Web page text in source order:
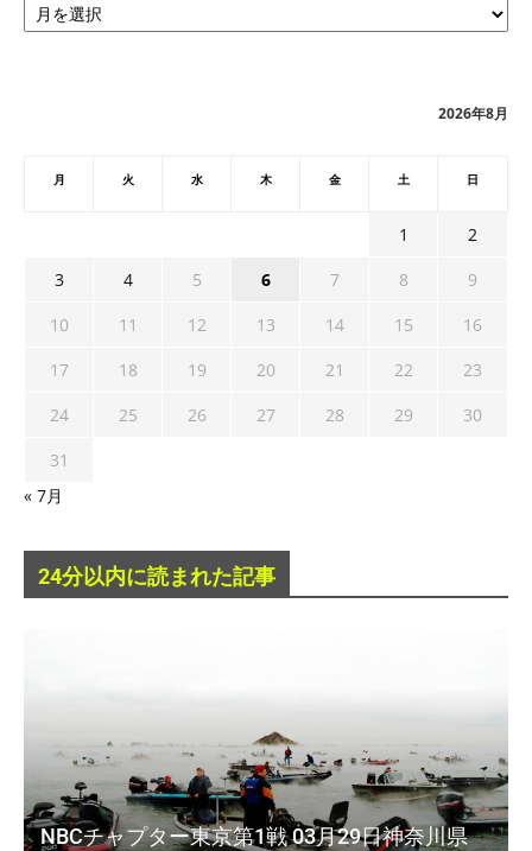
ー
2026年8月
月 火 水 木 金 土 日
1
2
3
4 5 6 7 8
9
10
11 12 13 14 15
16
17
18 19 20 21 22
23
24
25 26 27 28 29
30
31
« 7月
24分以内に読まれた記事
NBCチャプター東京第1戦 03月29日神奈川県